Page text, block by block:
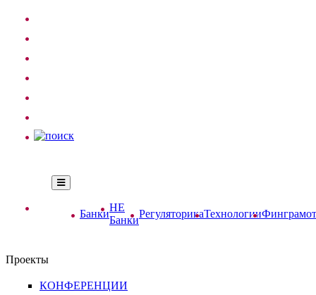
Банки
НЕ
Банки
РегуляторикаТехнологии
Проекты
КОНФЕРЕНЦИИ